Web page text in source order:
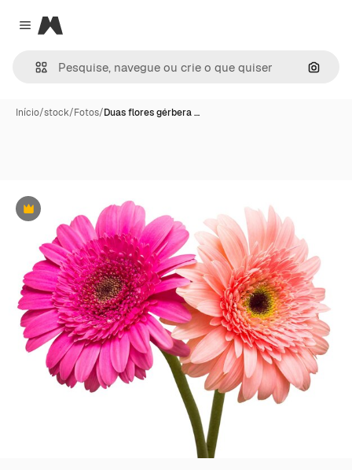
Close menu
Magnific
Início/stock/Fotos/Duas flores gérbera …
Premium